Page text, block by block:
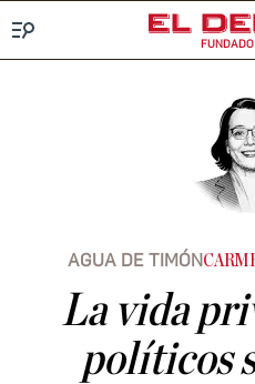
AGUA DE TIMÓN
La vida
políticos